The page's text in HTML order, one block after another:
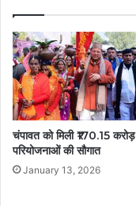
चंपावत को मिली ₹170.15
परियोजनाओं की सौगात
January 13, 2026